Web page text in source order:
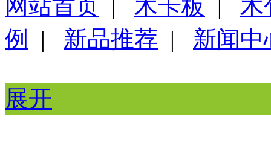
网站首页 | 木卡板 | 木
例
| 新品推荐 | 新闻中
展开